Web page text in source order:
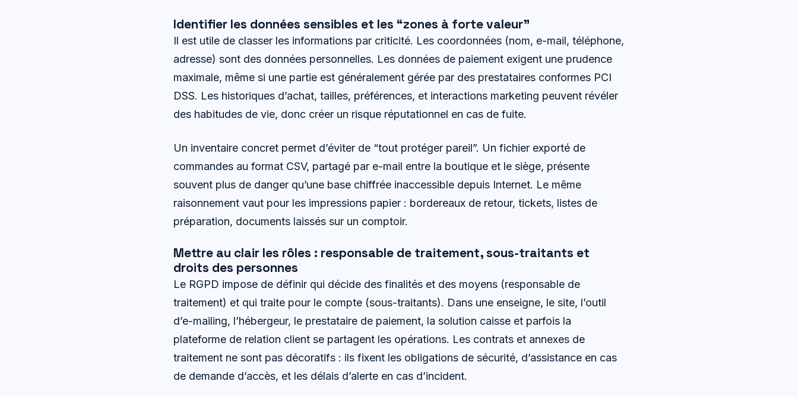
Identifier les données sensibles et les “zones à forte valeur”
Il est utile de classer les informations par criticité. Les coordonnées (nom, e-mail, téléphone,
adresse) sont des données personnelles. Les données de paiement exigent une prudence
maximale, même si une partie est généralement gérée par des prestataires conformes PCI
DSS. Les historiques d’achat, tailles, préférences, et interactions marketing peuvent révéler
des habitudes de vie, donc créer un risque réputationnel en cas de fuite.
Un inventaire concret permet d’éviter de “tout protéger pareil”. Un fichier exporté de
commandes au format CSV, partagé par e-mail entre la boutique et le siège, présente
souvent plus de danger qu’une base chiffrée inaccessible depuis Internet. Le même
raisonnement vaut pour les impressions papier : bordereaux de retour, tickets, listes de
préparation, documents laissés sur un comptoir.
Mettre au clair les rôles : responsable de traitement, sous-traitants et
droits des personnes
Le RGPD impose de définir qui décide des finalités et des moyens (responsable de
traitement) et qui traite pour le compte (sous-traitants). Dans une enseigne, le site, l’outil
d’e-mailing, l’hébergeur, le prestataire de paiement, la solution caisse et parfois la
plateforme de relation client se partagent les opérations. Les contrats et annexes de
traitement ne sont pas décoratifs : ils fixent les obligations de sécurité, d’assistance en cas
de demande d’accès, et les délais d’alerte en cas d’incident.